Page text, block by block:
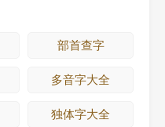
部首查字
多音字大全
独体字大全